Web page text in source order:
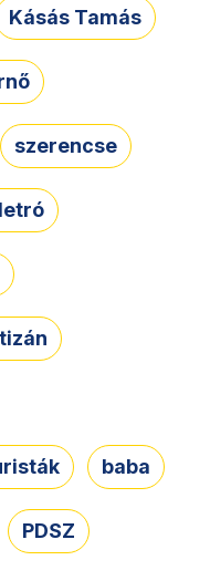
Kásás Tamás
szerencse
baba
PDSZ